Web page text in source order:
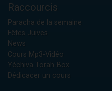
Raccourcis
Paracha de la semaine
Fêtes Juives
News
Cours Mp3-Vidéo
Yéchiva Torah-Box
Dédicacer un cours